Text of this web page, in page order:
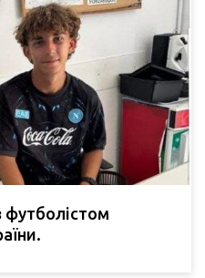
футболістом